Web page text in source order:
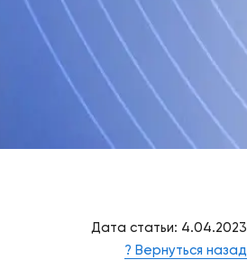
? Вернуться назад
Дата статьи: 4.04.2023